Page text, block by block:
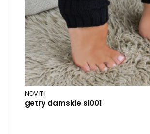
NOVITI
getry damskie sl001